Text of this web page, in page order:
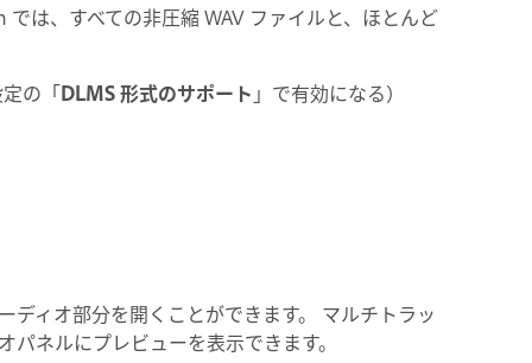
は、すべての非圧縮 WAV ファイルと、ほとんど
の「DLMS 形式のサポート 」で有効になる）
ィオ部分を開くことができます。 マルチトラッ
ネルにプレビューを表示できます。